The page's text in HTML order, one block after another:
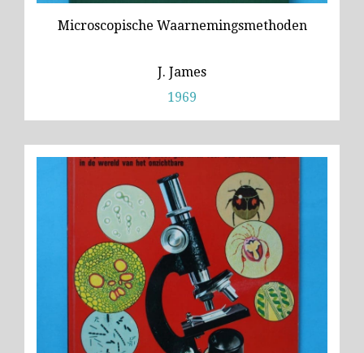
Microscopische Waarnemingsmethoden
J. James
1969